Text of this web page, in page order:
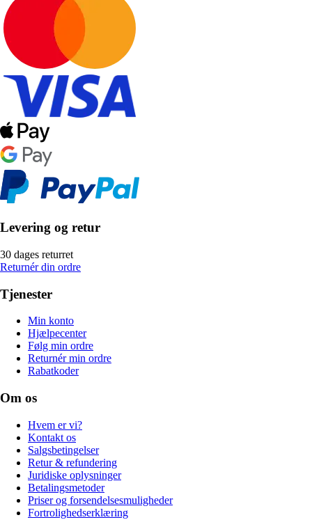
Levering og retur
30 dages returret
Returnér din ordre
Tjenester
Min konto
Hjælpecenter
Følg min ordre
Returnér min ordre
Rabatkoder
Om os
Hvem er vi?
Kontakt os
Salgsbetingelser
Retur & refundering
Juridiske oplysninger
Betalingsmetoder
Priser og forsendelsesmuligheder
Fortrolighedserklæring